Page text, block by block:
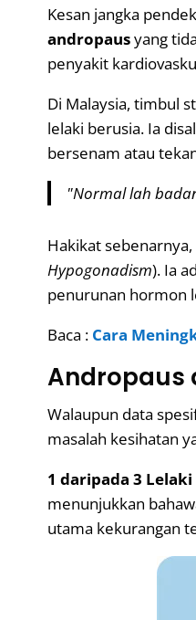
Kesan jangka
andropausyang
penyakit
Di Malaysia, timbul
lelaki berusia. Ia
bersenam atau
"Normal lah
Hakikat
Hypogonadism). Ia
penurunan hormon
Baca : Cara
Andropaus
Walaupun data
masalah kesihatan
1 daripada 3
menunjukkan
utama kekurangan